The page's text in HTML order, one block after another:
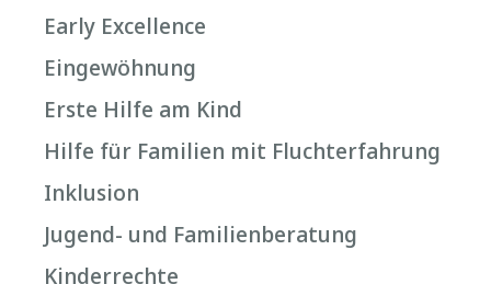
Early Excellence
Eingewöhnung
Erste Hilfe am Kind
Hilfe für Familien mit Fluchterfahrung
Inklusion
Jugend- und Familienberatung
Kinderrechte